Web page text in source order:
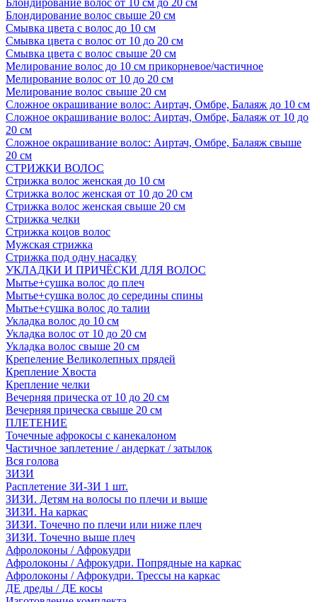
Блондирование волос от 10 см до 20 см
Блондирование волос свыше 20 см
Смывка цвета с волос до 10 см
Смывка цвета с волос от 10 до 20 см
Смывка цвета с волос свыше 20 см
Мелирование волос до 10 см прикорневое/частичное
Мелирование волос от 10 до 20 см
Мелирование волос свыше 20 см
Сложное окрашивание волос: Аиртач, Омбре, Балаяж до 10 см
Сложное окрашивание волос: Аиртач, Омбре, Балаяж от 10 до
20 см
Сложное окрашивание волос: Аиртач, Омбре, Балаяж свыше
20 см
СТРИЖКИ ВОЛОС
Стрижка волос женская до 10 см
Стрижка волос женская от 10 до 20 см
Стрижка волос женская свыше 20 см
Стрижка челки
Стрижка коцов волос
Мужская стрижка
Стрижка под одну насадку
УКЛАДКИ И ПРИЧЁСКИ ДЛЯ ВОЛОС
Мытье+сушка волос до плеч
Мытье+сушка волос до середины спины
Мытье+сушка волос до талии
Укладка волос до 10 см
Укладка волос от 10 до 20 см
Укладка волос свыше 20 см
Крепеление Великолепных прядей
Крепление Хвоста
Крепление челки
Вечерняя прическа от 10 до 20 см
Вечерняя прическа свыше 20 см
ПЛЕТЕНИЕ
Точечные афрокосы с канекалоном
Частичное заплетение / андеркат / затылок
Вся голова
ЗИЗИ
Расплетение ЗИ-ЗИ 1 шт.
ЗИЗИ. Детям на волосы по плечи и выше
ЗИЗИ. На каркас
ЗИЗИ. Точечно по плечи или ниже плеч
ЗИЗИ. Точечно выше плеч
Афролоконы / Афрокудри
Афролоконы / Афрокудри. Попрядные на каркас
Афролоконы / Афрокудри. Трессы на каркас
ДЕ дреды / ДЕ косы